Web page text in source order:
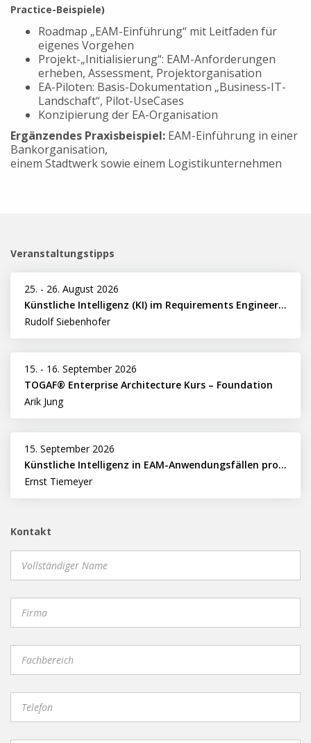
Practice-Beispiele)
Roadmap „EAM-Einführung“ mit Leitfaden für
eigenes Vorgehen
Projekt-„Initialisierung“: EAM-Anforderungen
erheben, Assessment, Projektorganisation
EA-Piloten: Basis-Dokumentation „Business-IT-
Landschaft“, Pilot-UseCases
Konzipierung der EA-Organisation
Ergänzendes Praxisbeispiel: EAM-Einführung in einer
Bankorganisation,
einem Stadtwerk sowie einem Logistikunternehmen
Veranstaltungstipps
25. - 26. August 2026
Künstliche Intelligenz (KI) im Requirements Engineering erfolgreich einsetzen
Rudolf Siebenhofer
15. - 16. September 2026
TOGAF® Enterprise Architecture Kurs – Foundation
Arik Jung
15. September 2026
Künstliche Intelligenz in EAM-Anwendungsfällen professionell nutzen
Ernst Tiemeyer
Kontakt